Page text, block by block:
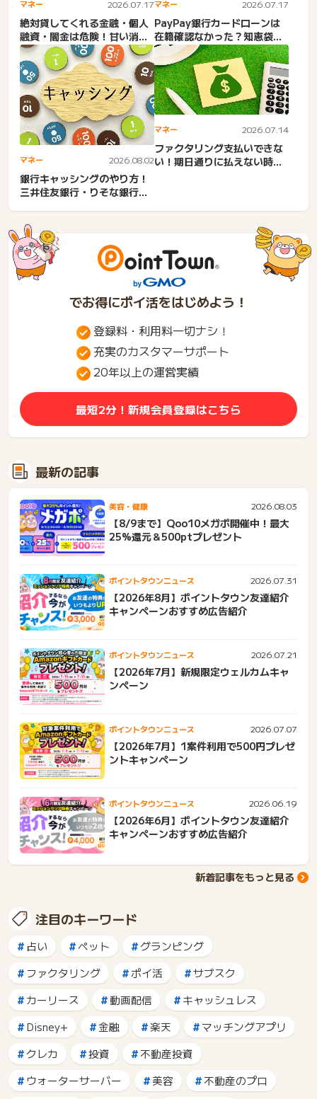
マネー 2026.07.17
絶対貸してくれる金融・個人
融資・闇金は危険！甘い消費
者金融は闇金で危険性が高い
マネー 2026.07.17
PayPay銀行カードローンは
在籍確認なかった？知恵袋の
口コミ。いつ？タイミン...
マネー 2026.08.02
銀行キャッシングのやり方！
三井住友銀行・りそな銀行・
マネー 2026.07.14
ファクタリング支払いできな
い！期日通りに払えない時の
でお得にポイ活をはじめよう！
登録料・利用料一切ナシ！
充実のカスタマーサポート
20年以上の運営実績
最短2分！新規会員登録はこちら
最新の記事
美容・健康 2026.08.03
【8/9まで】Qoo10メガポ開催中！最大
25%還元＆500ptプレゼント
ポイントタウンニュース 2026.07.31
【2026年8月】ポイントタウン友達紹介
キャンペーンおすすめ広告紹介
ポイントタウンニュース 2026.07.21
【2026年7月】新規限定ウェルカムキャ
ンペーン
ポイントタウンニュース 2026.07.07
【2026年7月】1案件利用で500円プレゼ
ントキャンペーン
ポイントタウンニュース 2026.06.19
【2026年6月】ポイントタウン友達紹介
キャンペーンおすすめ広告紹介
新着記事をもっと見る
注目のキーワード
占い ペット
グランピング
ファクタリング
ポイ活
サブスク
カーリース
動画配信
キャッシュレス
Disney+
金融 楽天
マッチングアプリ
クレカ
投資
不動産投資
ウォーターサーバー
美容
不動産のプロ